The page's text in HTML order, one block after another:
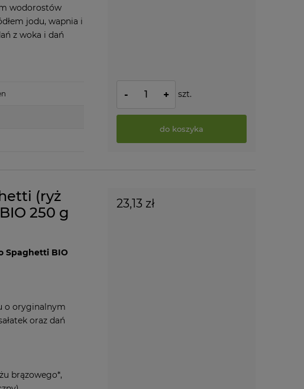
wodorostów
jodu, wapnia i
z woka i dań
- + szt.
do koszyka
(ryż
250 g
Spaghetti BIO
o oryginalnym
oraz dań
brązowego*,
23,13 zł